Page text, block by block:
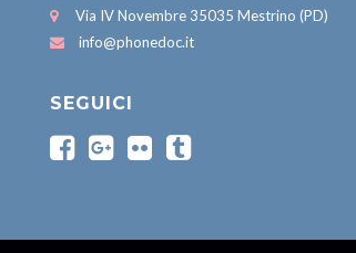
Via IV Novembre 35035 Mestrino (PD)
info@phonedoc.it
SEGUICI